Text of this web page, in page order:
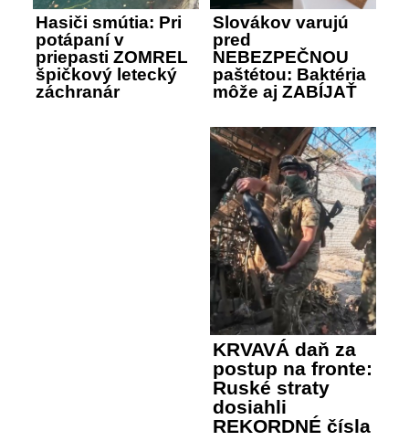
Hasiči smútia: Pri
potápaní v
priepasti ZOMREL
špičkový letecký
záchranár
Slovákov varujú
pred
NEBEZPEČNOU
paštétou: Baktéria
môže aj ZABÍJAŤ
KRVAVÁ daň za
postup na fronte:
Ruské straty
dosiahli
REKORDNÉ čísla